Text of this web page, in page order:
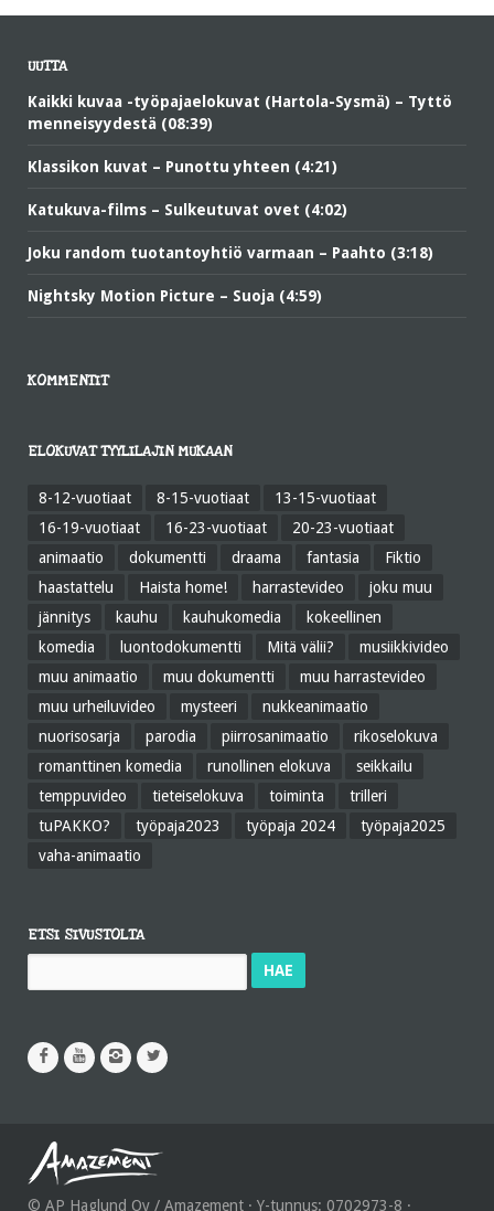
UUTTA
Kaikki kuvaa -työpajaelokuvat (Hartola-Sysmä) – Tyttö
menneisyydestä (08:39)
Klassikon kuvat – Punottu yhteen (4:21)
Katukuva-films – Sulkeutuvat ovet (4:02)
Joku random tuotantoyhtiö varmaan – Paahto (3:18)
Nightsky Motion Picture – Suoja (4:59)
KOMMENTIT
ELOKUVAT TYYLILAJIN MUKAAN
8-12-vuotiaat 8-15-vuotiaat
13-15-vuotiaat
16-19-vuotiaat
16-23-vuotiaat
20-23-vuotiaat
animaatio
dokumentti draama fantasia
Fiktio
haastattelu
Haista home! harrastevideo
joku muu
jännitys
kauhu kauhukomedia
kokeellinen
komedia
luontodokumentti Mitä välii?
musiikkivideo
muu animaatio
muu dokumentti
muu harrastevideo
muu urheiluvideo
mysteeri
nukkeanimaatio
nuorisosarja
parodia piirrosanimaatio
rikoselokuva
romanttinen komedia
runollinen elokuva
seikkailu
temppuvideo
tieteiselokuva toiminta
trilleri
tuPAKKO?
työpaja2023 työpaja 2024
työpaja2025
vaha-animaatio
ETSI SIVUSTOLTA
© AP Haglund Oy / Amazement · Y-tunnus: 0702973-8 ·